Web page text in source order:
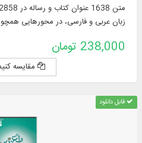
زبان عربی و فارسی، در محورهایی
مستحدثه، فقه مقارن ...
238,000 تومان
مقایسه
قابل دانلود